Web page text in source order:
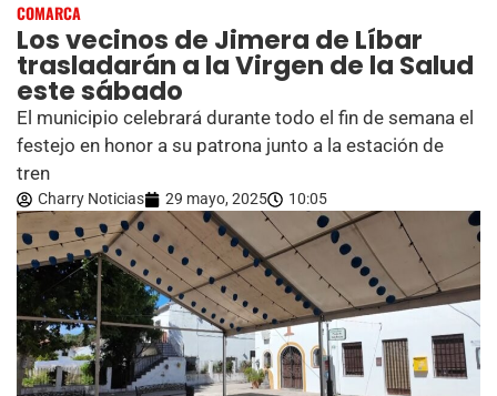
COMARCA
Los vecinos de Jimera de Líbar
trasladarán a la Virgen de la Salud
este sábado
El municipio celebrará durante todo el fin de semana el
festejo en honor a su patrona junto a la estación de
tren
Charry Noticias 29 mayo, 2025 10:05